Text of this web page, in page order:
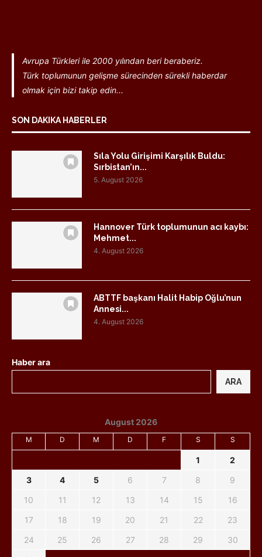
Avrupa Türkleri ile 2000 yılından beri beraberiz.
Türk toplumunun gelişme sürecinden sürekli haberdar
olmak için bizi takip edin...
SON DAKIKA HABERLER
Sıla Yolu Girişimi Karşılık Buldu:
Sırbistan’ın...
5. August 2026
Hannover Türk toplumunun acı kaybı:
Mehmet...
4. August 2026
ABTTF başkanı Halit Habip Oğlu’nun
Annesi...
4. August 2026
Haber ara
ARA
August 2026
M D M D F S S
1
2
3
4 5 6 7 8
9
10
11 12 13 14 15
16
17
18 19 20 21 22
23
24
25 26 27 28 29
30